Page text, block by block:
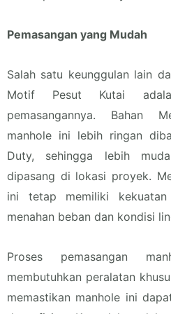
Pemasangan yang Mudah
Salah satu keunggulan lain
Motif Pesut Kutai
pemasangannya. Bahan
manhole ini lebih ringan
Duty, sehingga lebih
dipasang di lokasi proyek.
ini tetap memiliki
menahan beban dan kondisi
Proses pemasangan
membutuhkan peralatan
memastikan manhole ini